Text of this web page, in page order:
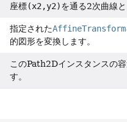
座標(x2,y2)を通る2次曲線と
指定されたAffineTransform
的図形を変換します。
このPath2Dインスタンスの
す。